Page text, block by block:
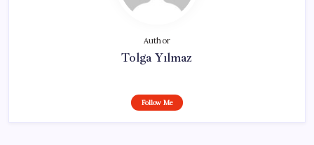
Author
Tolga Yılmaz
Follow Me